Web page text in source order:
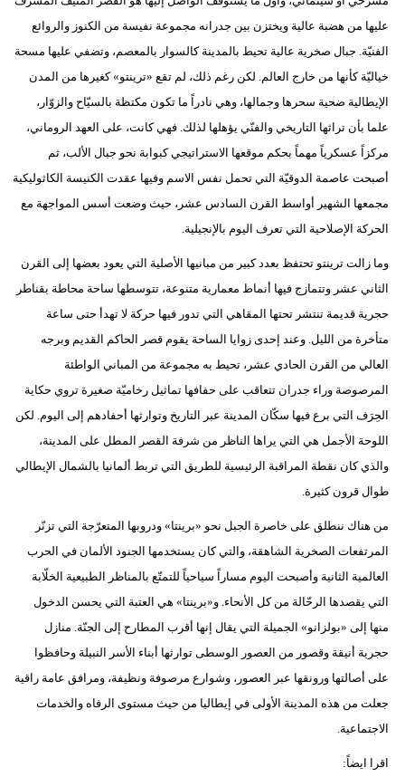
عليها من هضبة عالية ويختزن بين جدرانه مجموعة نفيسة من الكنوز والروائع
الفنيّة. جبال صخرية عالية تحيط بالمدينة كالسوار بالمعصم، وتضفي عليها مسحة
خياليّة كأنها من خارج العالم. لكن رغم ذلك، لم تقع «ترينتو» كغيرها من المدن
الإيطالية ضحية سحرها وجمالها، وهي نادراً ما تكون مكتظة بالسيّاح والزوّار،
علما بأن تراثها التاريخي والفنّي يؤهلها لذلك. فهي كانت، على العهد الروماني،
مركزاً عسكرياً مهماً بحكم موقعها الاستراتيجي كبوابة نحو جبال الألب، ثم
أصبحت عاصمة الدوقيّة التي تحمل نفس الاسم وفيها عقدت الكنيسة الكاثوليكية
مجمعها الشهير أواسط القرن السادس عشر، حيث وضعت أسس المواجهة مع
الحركة الإصلاحية التي تعرف اليوم بالإنجيلية.
وما زالت ترينتو تحتفظ بعدد كبير من مبانيها الأصلية التي يعود بعضها إلى القرن
الثاني عشر وتتمازج فيها أنماط معمارية متنوعة، تتوسطها ساحة محاطة بقناطر
حجرية قديمة تنتشر تحتها المقاهي التي تدور فيها حركة لا تهدأ حتى ساعة
متأخرة من الليل. وعند إحدى زوايا الساحة يقوم قصر الحاكم القديم وبرجه
العالي من القرن الحادي عشر، تحيط به مجموعة من المباني الواطئة
المرصوصة وراء جدران تتعاقب على حفافها تماثيل رخاميّة صغيرة تروي حكاية
الحِرَف التي برع فيها سكّان المدينة عبر التاريخ وتوارثها أحفادهم إلى اليوم. لكن
اللوحة الأجمل هي التي يراها الناظر من شرفة القصر المطل على المدينة،
والذي كان نقطة المراقبة الرئيسية للطريق التي تربط ألمانيا بالشمال الإيطالي
طوال قرون كثيرة.
من هناك ننطلق على خاصرة الجبل نحو «برينتا» ودروبها المتعرّجة التي تزنّر
المرتفعات الصخرية الشاهقة، والتي كان يستخدمها الجنود الألمان في الحرب
العالمية الثانية وأصبحت اليوم مساراً سياحياً للتمتّع بالمناظر الطبيعية الخلّابة
التي يقصدها الرحّالة من كل الأنحاء. و«برينتا» هي العتبة التي يحسن الدخول
منها إلى «بولزانو» الجميلة التي يقال إنها أقرب المطارح إلى الجنّة. منازل
حجرية أنيقة وقصور من العصور الوسطى توارثها أبناء الأسر النبيلة وحافظوا
على أصالتها ورونقها عبر العصور، وشوارع مرصوفة ونظيفة، ومرافق عامة راقية
جعلت من هذه المدينة الأولى في إيطاليا من حيث مستوى الرفاه والخدمات
الاجتماعية.
اقرا ايضاً: